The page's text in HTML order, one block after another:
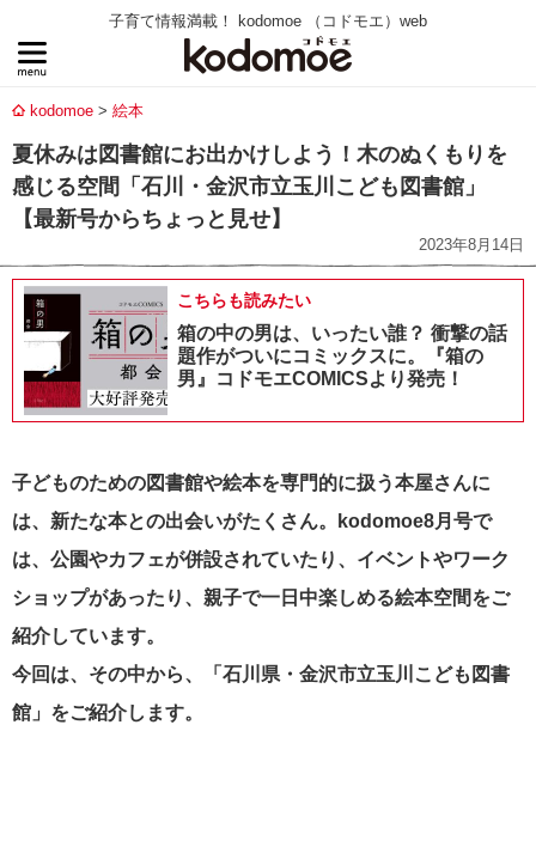
子育て情報満載！ kodomoe （コドモエ）web
kodomoe 絵本
夏休みは図書館にお出かけしよう！木のぬくもりを
感じる空間「石川・金沢市立玉川こども図書館」
【最新号からちょっと見せ】
2023年8月14日
こちらも読みたい
箱の中の男は、いったい誰？ 衝撃の話
題作がついにコミックスに。『箱の
男』コドモエCOMICSより発売！
子どものための図書館や絵本を専門的に扱う本屋さんに
は、新たな本との出会いがたくさん。kodomoe8月号で
は、 公園やカフェが併設されていたり、イベントやワーク
ショップがあったり、親子で一日中楽しめる絵本空間をご
紹介しています。
今回は、その中から、「石川県・金沢市立玉川こども図書
館」をご紹介します。